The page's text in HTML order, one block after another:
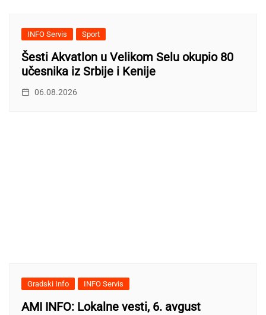
INFO Servis Sport
Šesti Akvatlon u Velikom Selu okupio 80
učesnika iz Srbije i Kenije
06.08.2026
Gradski Info INFO Servis
AMI INFO: Lokalne vesti, 6. avgust